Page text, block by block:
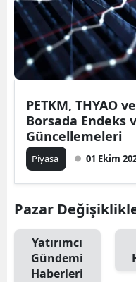
PETKM, THYAO
Borsada Endeks
Güncellemeleri
Piyasa 01 Ekim
Pazar
Yatırımcı
Gündemi
Haberleri